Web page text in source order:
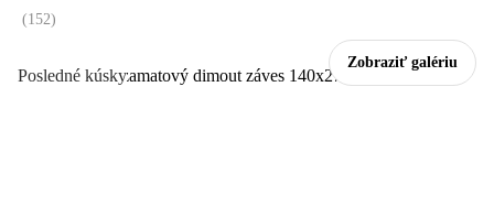
Zobraziť galériu
Posledné kúsky
(152)